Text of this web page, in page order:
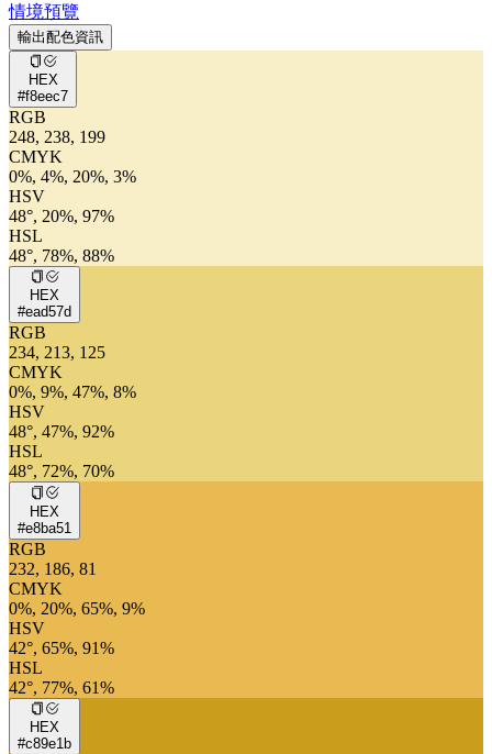
情境預覽
輸出配色資訊
HEX
#f8eec7
RGB
248, 238, 199
CMYK
0%, 4%, 20%, 3%
HSV
48°, 20%, 97%
HSL
48°, 78%, 88%
HEX
#ead57d
RGB
234, 213, 125
CMYK
0%, 9%, 47%, 8%
HSV
48°, 47%, 92%
HSL
48°, 72%, 70%
HEX
#e8ba51
RGB
232, 186, 81
CMYK
0%, 20%, 65%, 9%
HSV
42°, 65%, 91%
HSL
42°, 77%, 61%
HEX
#c89e1b